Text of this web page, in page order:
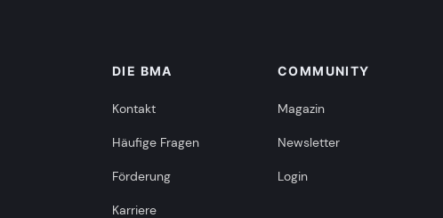
DIE BMA
Kontakt
Häufige Fragen
Förderung
Karriere
COMMUNITY
Magazin
Newsletter
Login